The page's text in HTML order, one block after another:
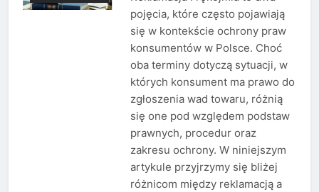
pojęcia, które często pojawiają
się w kontekście ochrony praw
konsumentów w Polsce. Choć
oba terminy dotyczą sytuacji, w
których konsument ma prawo do
zgłoszenia wad towaru, różnią
się one pod względem podstaw
prawnych, procedur oraz
zakresu ochrony. W niniejszym
artykule przyjrzymy się bliżej
różnicom między reklamacją a